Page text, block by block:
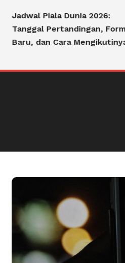
Jadwal Piala Dunia 2026:
Tanggal Pertandingan, Format
Baru, dan Cara Mengikutinya